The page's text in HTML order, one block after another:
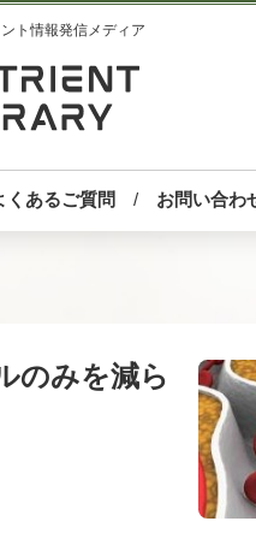
ト情報発信メディア
くあるご質問 お問い合わ
のみを減ら